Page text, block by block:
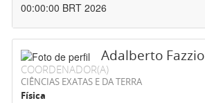
00:00:00 BRT 2026
Adalberto Fazzio
COORDENADOR(A)
CIÊNCIAS EXATAS E DA TERRA
Física